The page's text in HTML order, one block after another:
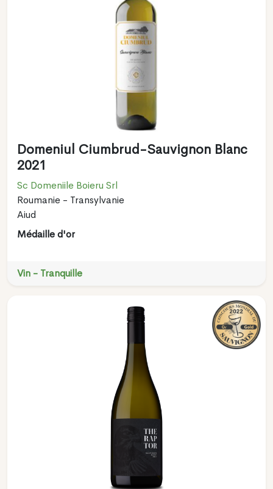
Domeniul Ciumbrud-Sauvignon Blanc
2021
Sc Domeniile Boieru Srl
Roumanie - Transylvanie
Aiud
Médaille d'or
Vin - Tranquille